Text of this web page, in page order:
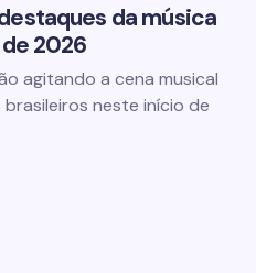
da música
2026
agitando a cena musical
neste início de